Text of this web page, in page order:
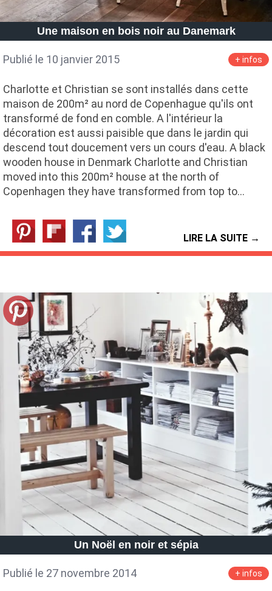
Une maison en bois noir au Danemark
Publié le 10 janvier 2015 + infos
Charlotte et Christian se sont installés dans cette
maison de 200m² au nord de Copenhague qu'ils ont
transformé de fond en comble. A l'intérieur la
décoration est aussi paisible que dans le jardin qui
descend tout doucement vers un cours d'eau. A black
wooden house in Denmark Charlotte and Christian
moved into this 200m² house at the north of
Copenhagen they have transformed from top to…
LIRE LA SUITE →
Un Noël en noir et sépia
Publié le 27 novembre 2014 + infos